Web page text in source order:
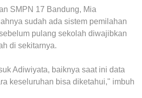
SMPN 17 Bandung, Mia
sudah ada sistem pemilahan
pulang sekolah diwajibkan
di sekitarnya.
Adiwiyata, baiknya saat ini data
keseluruhan bisa diketahui," imbuh